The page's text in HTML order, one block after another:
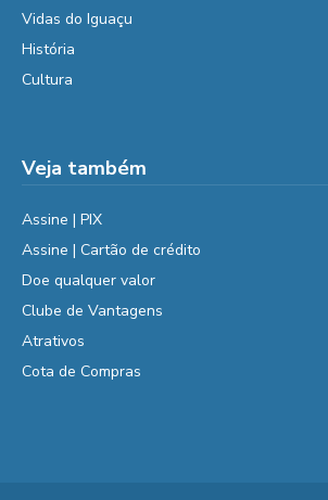
Vidas do Iguaçu
História
Cultura
Veja também
Assine | PIX
Assine | Cartão de crédito
Doe qualquer valor
Clube de Vantagens
Atrativos
Cota de Compras